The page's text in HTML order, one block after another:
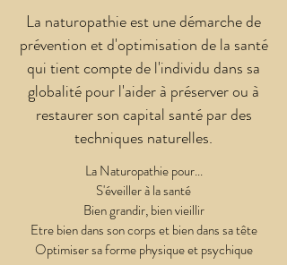
La naturopathie est une démarche de
prévention et d'optimisation de la santé
qui tient compte de l'individu dans sa
globalité pour l'aider à préserver ou à
restaurer son capital santé par des
techniques naturelles.
La Naturopathie pour...
S'éveiller à la santé
Bien grandir, bien vieillir
Etre bien dans son corps et bien dans sa tête
Optimiser sa forme physique et psychique